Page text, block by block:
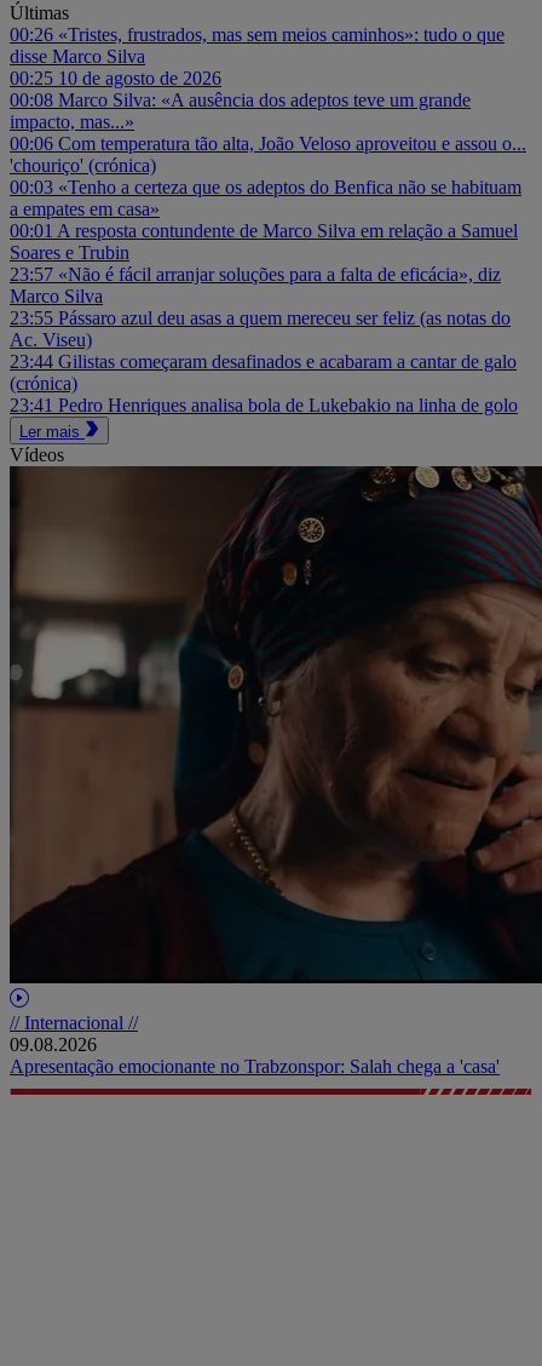
Últimas
00:26 «Tristes, frustrados, mas sem meios caminhos»: tudo o que
disse Marco Silva
00:25 10 de agosto de 2026
00:08 Marco Silva: «A ausência dos adeptos teve um grande
impacto, mas...»
00:06 Com temperatura tão alta, João Veloso aproveitou e assou o...
'chouriço' (crónica)
00:03 «Tenho a certeza que os adeptos do Benfica não se habituam
a empates em casa»
00:01 A resposta contundente de Marco Silva em relação a Samuel
Soares e Trubin
23:57 «Não é fácil arranjar soluções para a falta de eficácia», diz
Marco Silva
23:55 Pássaro azul deu asas a quem mereceu ser feliz (as notas do
Ac. Viseu)
23:44 Gilistas começaram desafinados e acabaram a cantar de galo
(crónica)
23:41 Pedro Henriques analisa bola de Lukebakio na linha de golo
Ler mais
Vídeos
// Internacional //
09.08.2026
Apresentação emocionante no Trabzonspor: Salah chega a 'casa'